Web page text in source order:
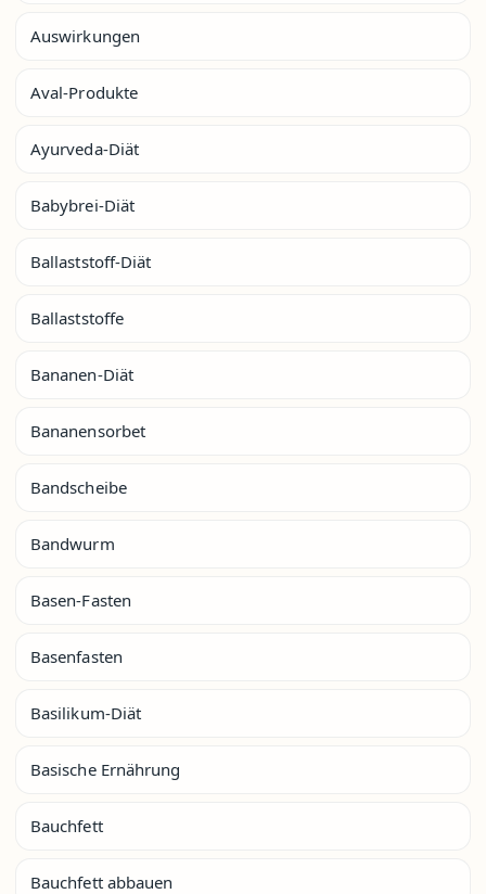
Auswirkungen
Aval-Produkte
Ayurveda-Diät
Babybrei-Diät
Ballaststoff-Diät
Ballaststoffe
Bananen-Diät
Bananensorbet
Bandscheibe
Bandwurm
Basen-Fasten
Basenfasten
Basilikum-Diät
Basische Ernährung
Bauchfett
Bauchfett abbauen